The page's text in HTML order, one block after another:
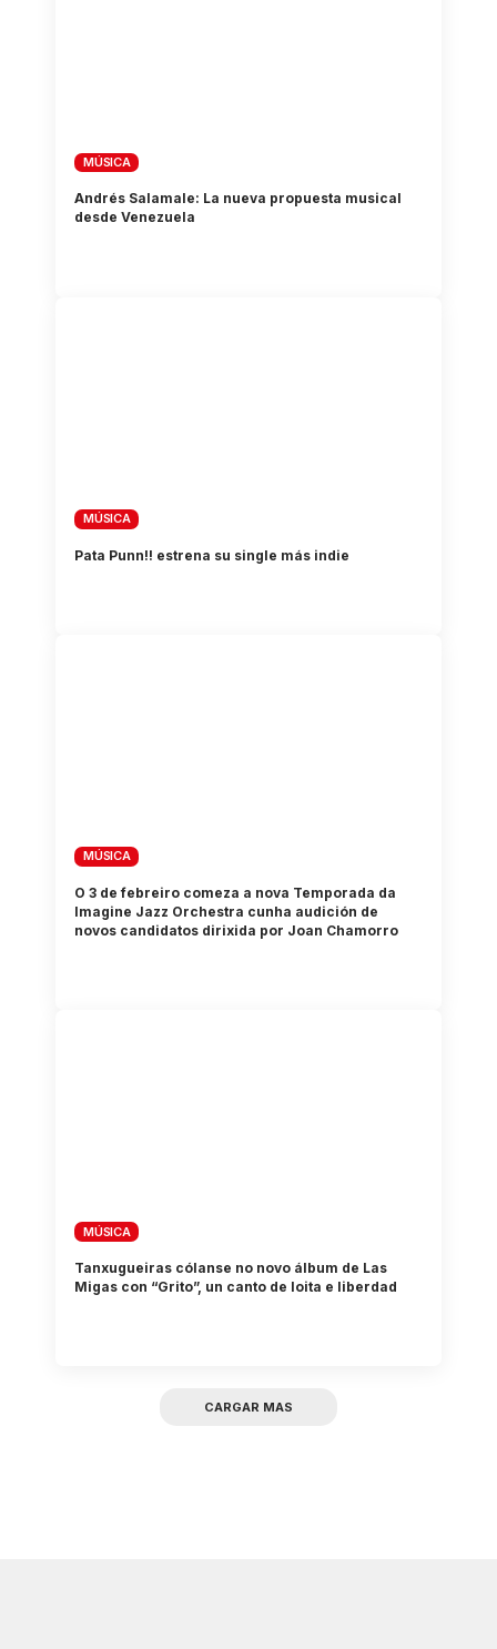
MÚSICA
Andrés Salamale: La nueva propuesta musical
desde Venezuela
MÚSICA
Pata Punn!! estrena su single más indie
MÚSICA
O 3 de febreiro comeza a nova Temporada da
Imagine Jazz Orchestra cunha audición de
novos candidatos dirixida por Joan Chamorro
MÚSICA
Tanxugueiras cólanse no novo álbum de Las
Migas con “Grito”, un canto de loita e liberdad
CARGAR MAS